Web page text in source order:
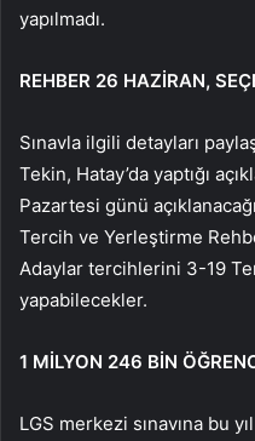
yapılmadı.
REHBER 26 HAZİRAN,
Sınavla ilgili detayları
Tekin, Hatay’da yaptığı
Pazartesi günü
Tercih ve Yerleştirme
Adaylar tercihlerini 3-19
yapabilecekler.
1 MİLYON 246 BİN
LGS merkezi sınavına bu